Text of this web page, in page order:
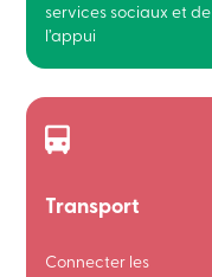
services sociaux et de
l’appui
Transport
Connecter les